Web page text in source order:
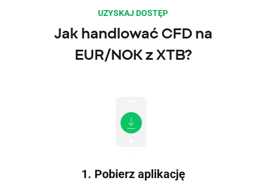
UZYSKAJ DOSTĘP
Jak handlować CFD na
EUR/NOK z XTB?
1. Pobierz aplikację